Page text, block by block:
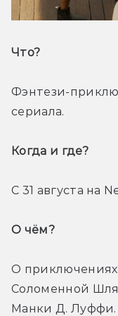
Что?
Фэнтези-
сериала.
Когда и где?
С 31 августа на
О чём?
О
Соломенной
Манки Д. Луффи.